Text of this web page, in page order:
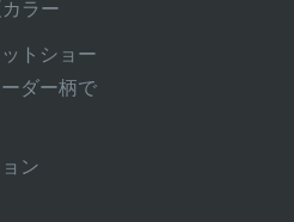
ラー
トショー
ダー柄で
ン